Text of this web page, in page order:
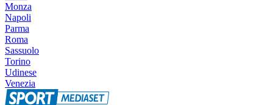
Monza
Napoli
Parma
Roma
Sassuolo
Torino
Udinese
Venezia